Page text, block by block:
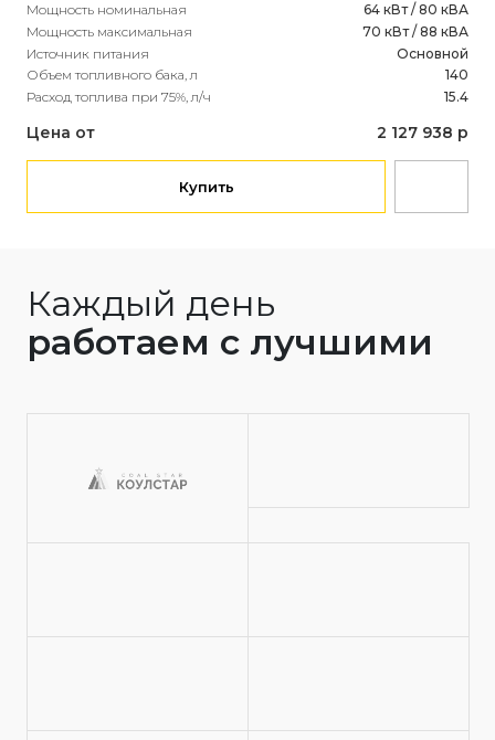
Мощность номинальная
64 кВт / 80 кВА
Мощность максимальная
70 кВт / 88 кВА
Источник питания
Основной
Объем топливного бака, л
140
Расход топлива при 75%, л/ч
15.4
Цена от 2 127 938 р
Купить
Каждый день
работаем с лучшими